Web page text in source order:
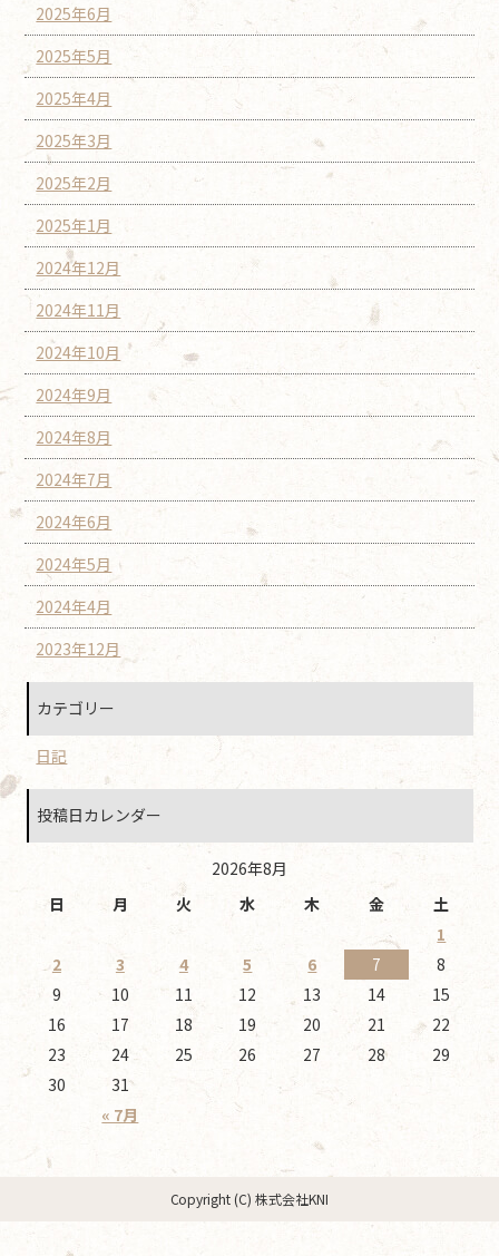
2025年6月
2025年5月
2025年4月
2025年3月
2025年2月
2025年1月
2024年12月
2024年11月
2024年10月
2024年9月
2024年8月
2024年7月
2024年6月
2024年5月
2024年4月
2023年12月
カテゴリー
日記
投稿日カレンダー
2026年8月
日
月 火 水 木 金 土
« 7月
1
2
3 4 5 6 7
8
9
10 11 12 13 14
15
16
17 18 19 20 21
22
23
24 25 26 27 28
29
30
31
Copyright (C) 株式会社KNI